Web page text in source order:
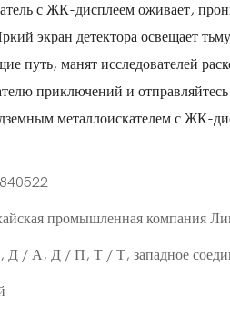
с ЖК-дисплеем оживает,
экран детектора освещает
путь, манят исследователей
приключений и
металлоискателем с ЖК-
промышленная компания
Д / А, Д / П, Т / Т, западное